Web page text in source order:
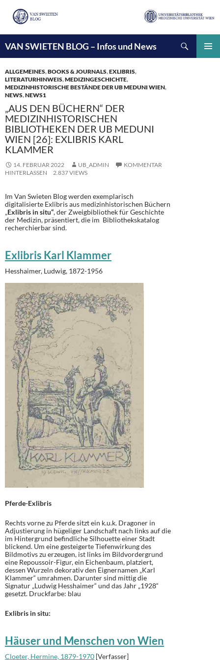
VAN SWIETEN BLOG – Infos und News
INHALT
SPRINGEN
ALLGEMEINES,BOOKS & JOURNALS,EXLIBRIS,
LITERATURHINWEIS,MEDIZINGESCHICHTE,
MEDIZINHISTORISCHE BESTÄNDE DER UB MEDUNI WIEN,
NEWS,NEWS1
„AUS DEN BÜCHERN“ DER
MEDIZINHISTORISCHEN
BIBLIOTHEKEN DER UB MEDUNI
WIEN [26]: EXLIBRIS KARL
KLAMMER
14. FEBRUAR 2022 UB_ADMIN
KOMMENTAR
HINTERLASSEN
2.837 VIEWS
Im Van Swieten Blog werden exemplarisch
digitalisierte Exlibris aus medizinhistorischen Büchern
„Exlibris in situ“, der Zweigbibliothek für Geschichte
der Medizin, präsentiert, die im Bibliothekskatalog
recherchierbar sind.
Exlibris Karl Klammer
Hesshaimer, Ludwig, 1872-1956
Pferde-Exlibris
Rechts vorne zu Pferde sitzt ein k.u.k. Dragoner in
Adjustierung in hügeliger Landschaft nach links auf die
im Hintergrund befindliche Silhouette einer Stadt
blickend. Um eine gesteigerte Tiefenwirkung des
Bildmotivs zu erzeugen, ist links im Bildvordergrund
eine Repoussoir-Figur, ein Eichenbaum, platziert,
dessen Wurzeln dekorativ den Eignernamen „Karl
Klammer“ umrahmen. Darunter sind mittig die
Signatur „Ludwig Hesshaimer“ und das Jahr „1928“
gesetzt. Druckfarbe: blau
Exlibris in situ:
Häuser und Menschen von Wien
Cloeter, Hermine, 1879-1970 [Verfasser]